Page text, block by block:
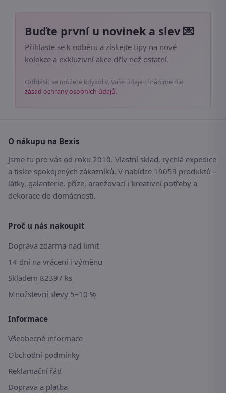
Buďte první u novinek a slev 💌
Přihlaste se k odběru a získejte tipy na nové
kolekce a exkluzivní akce dřív než ostatní.
Odhlásit se můžete kdykoliv. Vaše údaje chráníme dle
zásad ochrany osobních údajů.
O nákupu na Bexis
Jsme tu pro vás od roku 2010. Vlastní sklad, rychlá expedice
a tisíce spokojených zákazníků. V nabídce 19059 produktů –
látky, galanterie, příze, aranžovací i kreativní potřeby a
dekorace do domácnosti.
Proč u nás nakoupit
Doprava zdarma nad limit
14 dní na vrácení i výměnu
Skladem 82397 ks
Množstevní slevy 5–10 %
Informace
Všeobecné informace
Obchodní podmínky
Reklamační řád
Doprava a platba